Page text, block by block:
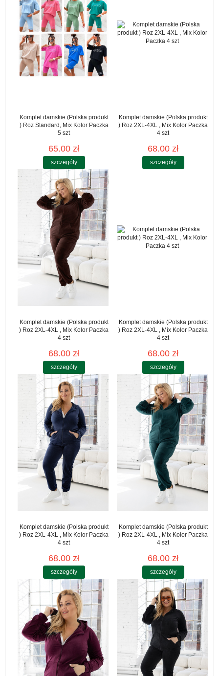
Komplet damskie (Polska produkt
) Roz Standard, Mix Kolor Paczka
5 szt
65.00 zł
szczegóły
Komplet damskie (Polska produkt
) Roz 2XL-4XL , Mix Kolor Paczka
4 szt
68.00 zł
szczegóły
Komplet damskie (Polska produkt
) Roz 2XL-4XL , Mix Kolor Paczka
4 szt
68.00 zł
szczegóły
Komplet damskie (Polska produkt
) Roz 2XL-4XL , Mix Kolor Paczka
4 szt
68.00 zł
szczegóły
Komplet damskie (Polska produkt
) Roz 2XL-4XL , Mix Kolor Paczka
4 szt
68.00 zł
szczegóły
Komplet damskie (Polska produkt
) Roz 2XL-4XL , Mix Kolor Paczka
4 szt
68.00 zł
szczegóły